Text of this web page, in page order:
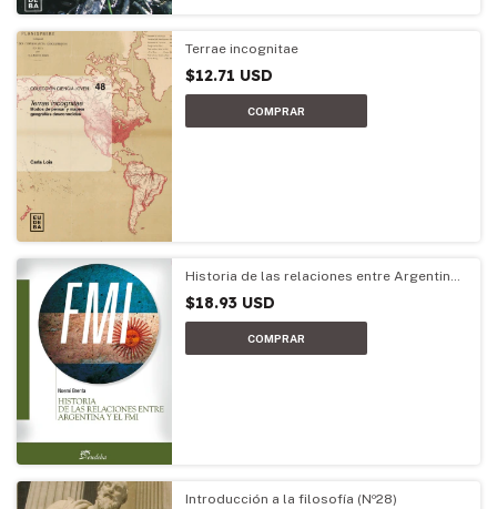
Terrae incognitae
$12.71 USD
Historia de las relaciones entre Argentina
$18.93 USD
Introducción a la filosofía (Nº28)